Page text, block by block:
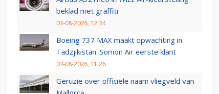
beklad met graffiti
03-08-2026, 12:34
Boeing 737 MAX maakt opwachting in
Tadzjikistan: Somon Air eerste klant
03-08-2026, 11:26
Geruzie over officiële naam vliegveld van